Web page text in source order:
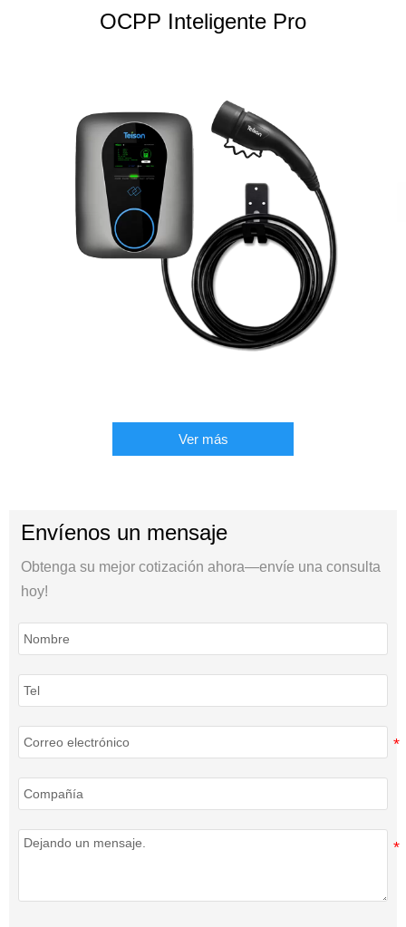
OCPP Inteligente Pro
Ver más
Envíenos un mensaje
Obtenga su mejor cotización ahora—envíe una consulta
hoy!